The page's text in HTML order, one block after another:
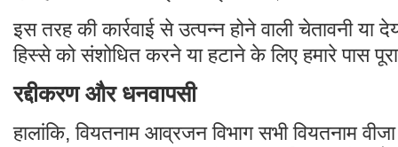
इस तरह की कार्रवाई से उत्पन्न होने वाली चेतावनी या
हिस्से को संशोधित करने या हटाने के लिए हमारे पास
रद्दीकरण और धनवापसी
हालांकि, वियतनाम आव्रजन विभाग सभी वियतनाम